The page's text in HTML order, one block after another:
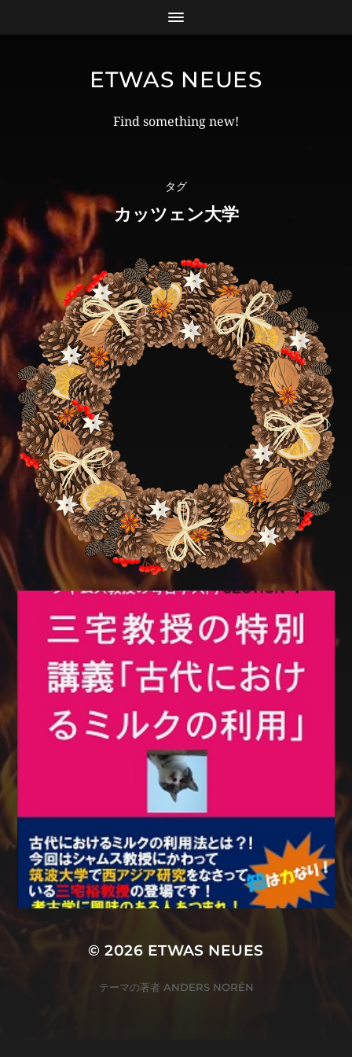
ETWAS NEUES
Find something new!
タグ
カッツェン大学
© 2026 ETWAS NEUES
テーマの著者 ANDERS NORÉN